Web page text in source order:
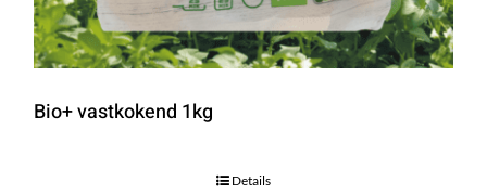
Bio+ vastkokend 1kg
Details